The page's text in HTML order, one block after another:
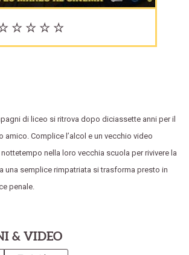
di liceo si ritrova dopo diciassette anni per il
amico. Complice l’alcol e un vecchio video
nella loro vecchia scuola per rivivere la
una semplice rimpatriata si trasforma presto in
penale.
& VIDEO